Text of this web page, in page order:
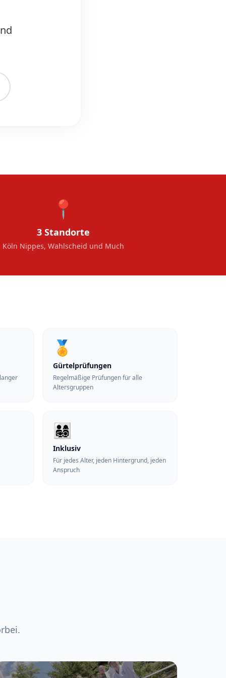
📍
3 Standorte
Köln Nippes, Wahlscheid und Much
🏅
Gürtelprüfungen
Regelmäßige Prüfungen für alle
Altersgruppen
👨‍👩‍👧‍👦
Inklusiv
Für jedes Alter, jeden Hintergrund, jeden
Anspruch